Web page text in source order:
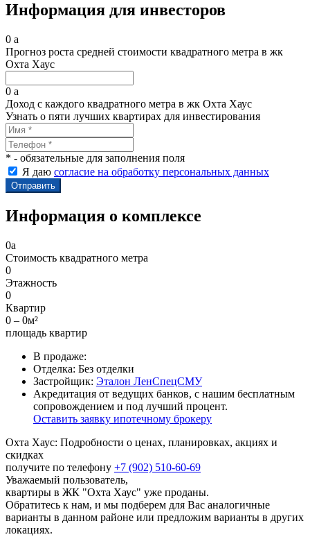
Информация для инвесторов
0 a
Прогноз роста средней стоимости квадратного метра в жк
Охта Хаус
0 a
Доход с каждого квадратного метра в жк Охта Хаус
Узнать о пяти лучших квартирах для инвестирования
* - обязательные для заполнения поля
Я даю согласие на обработку персональных данных
Информация о комплексе
0a
Стоимость квадратного метра
0
Этажность
0
Квартир
0 – 0м²
площадь квартир
В продаже:
Отделка: Без отделки
Застройщик: Эталон ЛенСпецСМУ
Акредитация от ведущих банков, с нашим бесплатным
сопровождением и под лучший процент.
Оставить заявку ипотечному брокеру
Охта Хаус: Подробности о ценах, планировках, акциях и
скидках
получите по телефону +7 (902) 510-60-69
Уважаемый пользователь,
квартиры в ЖК "Охта Хаус" уже проданы.
Обратитесь к нам, и мы подберем для Вас аналогичные
варианты в данном районе или предложим варианты в других
локациях.